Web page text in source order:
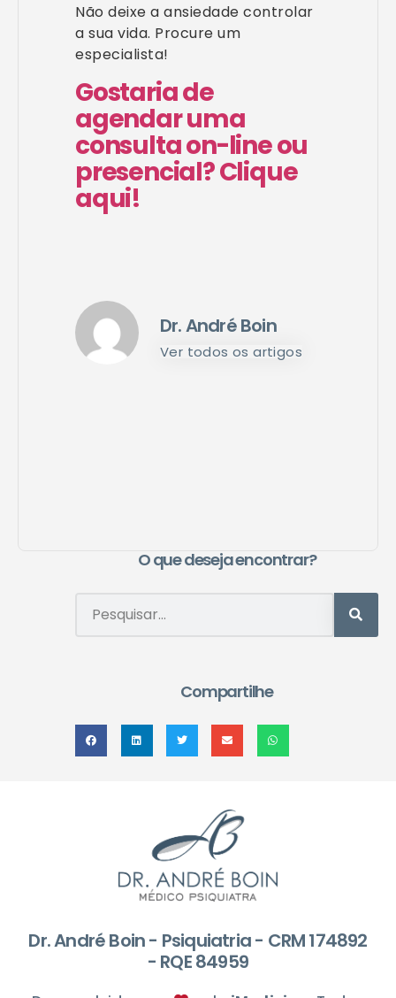
Não deixe a ansiedade controlar
a sua vida. Procure um
especialista!
Gostaria de
agendar uma
consulta on-line ou
presencial? Clique
aqui!
Dr. André Boin
Ver todos os artigos
O que deseja encontrar?
Compartilhe
Dr. André Boin - Psiquiatria - CRM 174892
- RQE 84959